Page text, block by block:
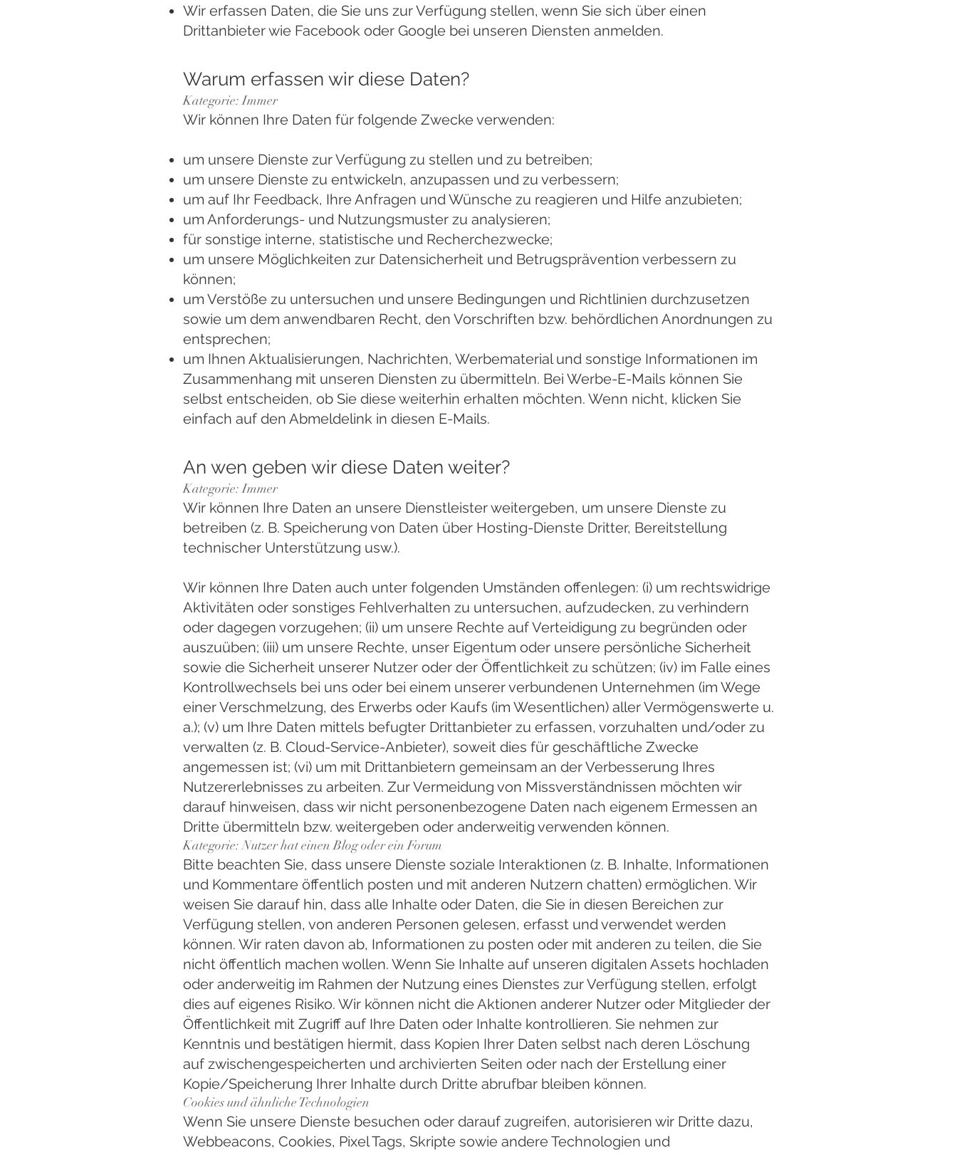
Wir erfassen Daten, die Sie uns zur Verfügung stellen, wenn Sie sich über einen
Drittanbieter wie Facebook oder Google bei unseren Diensten anmelden.
Warum erfassen wir diese Daten?
Kategorie: Immer
Wir können Ihre Daten für folgende Zwecke verwenden:
um unsere Dienste zur Verfügung zu stellen und zu betreiben;
um unsere Dienste zu entwickeln, anzupassen und zu verbessern;
um auf Ihr Feedback, Ihre Anfragen und Wünsche zu reagieren und Hilfe anzubieten;
um Anforderungs- und Nutzungsmuster zu analysieren;
für sonstige interne, statistische und Recherchezwecke;
um unsere Möglichkeiten zur Datensicherheit und Betrugsprävention verbessern zu
können;
um Verstöße zu untersuchen und unsere Bedingungen und Richtlinien durchzusetzen
sowie um dem anwendbaren Recht, den Vorschriften bzw. behördlichen Anordnungen zu
entsprechen;
um Ihnen Aktualisierungen, Nachrichten, Werbematerial und sonstige Informationen im
Zusammenhang mit unseren Diensten zu übermitteln. Bei Werbe-E-Mails können Sie
selbst entscheiden, ob Sie diese weiterhin erhalten möchten. Wenn nicht, klicken Sie
einfach auf den Abmeldelink in diesen E-Mails.
An wen geben wir diese Daten weiter?
Kategorie: Immer
Wir können Ihre Daten an unsere Dienstleister weitergeben, um unsere Dienste zu
betreiben (z. B. Speicherung von Daten über Hosting-Dienste Dritter, Bereitstellung
technischer Unterstützung usw.).
Wir können Ihre Daten auch unter folgenden Umständen offenlegen: (i) um rechtswidrige
Aktivitäten oder sonstiges Fehlverhalten zu untersuchen, aufzudecken, zu verhindern
oder dagegen vorzugehen; (ii) um unsere Rechte auf Verteidigung zu begründen oder
auszuüben; (iii) um unsere Rechte, unser Eigentum oder unsere persönliche Sicherheit
sowie die Sicherheit unserer Nutzer oder der Öffentlichkeit zu schützen; (iv) im Falle eines
Kontrollwechsels bei uns oder bei einem unserer verbundenen Unternehmen (im Wege
einer Verschmelzung, des Erwerbs oder Kaufs (im Wesentlichen) aller Vermögenswerte u.
a.); (v) um Ihre Daten mittels befugter Drittanbieter zu erfassen, vorzuhalten und/oder zu
verwalten (z. B. Cloud-Service-Anbieter), soweit dies für geschäftliche Zwecke
angemessen ist; (vi) um mit Drittanbietern gemeinsam an der Verbesserung Ihres
Nutzererlebnisses zu arbeiten. Zur Vermeidung von Missverständnissen möchten wir
darauf hinweisen, dass wir nicht personenbezogene Daten nach eigenem Ermessen an
Dritte übermitteln bzw. weitergeben oder anderweitig verwenden können.
Kategorie: Nutzer hat einen Blog oder ein Forum
Bitte beachten Sie, dass unsere Dienste soziale Interaktionen (z. B. Inhalte, Informationen
und Kommentare öffentlich posten und mit anderen Nutzern chatten) ermöglichen. Wir
weisen Sie darauf hin, dass alle Inhalte oder Daten, die Sie in diesen Bereichen zur
Verfügung stellen, von anderen Personen gelesen, erfasst und verwendet werden
können. Wir raten davon ab, Informationen zu posten oder mit anderen zu teilen, die Sie
nicht öffentlich machen wollen. Wenn Sie Inhalte auf unseren digitalen Assets hochladen
oder anderweitig im Rahmen der Nutzung eines Dienstes zur Verfügung stellen, erfolgt
dies auf eigenes Risiko. Wir können nicht die Aktionen anderer Nutzer oder Mitglieder der
Öffentlichkeit mit Zugriff auf Ihre Daten oder Inhalte kontrollieren. Sie nehmen zur
Kenntnis und bestätigen hiermit, dass Kopien Ihrer Daten selbst nach deren Löschung
auf zwischengespeicherten und archivierten Seiten oder nach der Erstellung einer
Kopie/Speicherung Ihrer Inhalte durch Dritte abrufbar bleiben können.
Cookies und ähnliche Technologien
Wenn Sie unsere Dienste besuchen oder darauf zugreifen, autorisieren wir Dritte dazu,
Webbeacons, Cookies, Pixel Tags, Skripte sowie andere Technologien und